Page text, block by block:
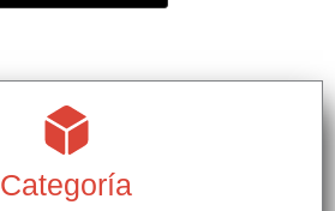
Categoría